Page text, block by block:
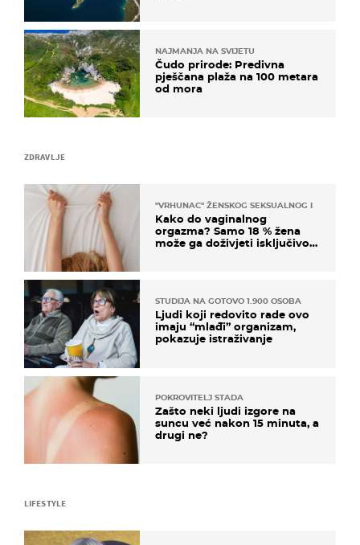
ZDRAVLJE
"VRHUNAC" ŽENSKOG SEKSUALNOG ISKUSTVA
Kako do vaginalnog
orgazma? Samo 18 % žena
može ga doživjeti isključivo
STUDIJA NA GOTOVO 1.900 OSOBA
Ljudi koji redovito rade ovo
imaju “mlađi” organizam,
pokazuje istraživanje
POKROVITELJ STADA
Zašto neki ljudi izgore na
suncu već nakon 15 minuta, a
drugi ne?
NAJMANJA NA SVIJETU
Čudo prirode: Predivna
pješčana plaža na 100 metara
od mora
LIFESTYLE